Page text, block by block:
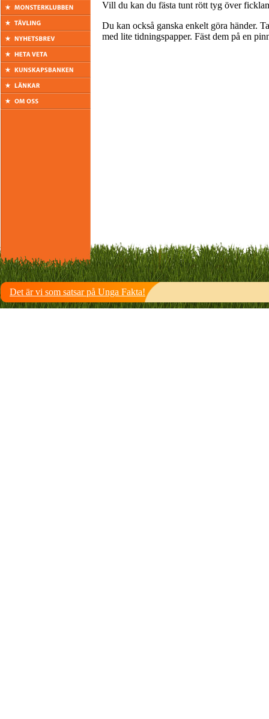
Vill du kan du fästa tunt rött tyg över
Du kan också ganska enkelt göra händer.
med lite tidningspapper. Fäst dem på en
Det är vi som satsar på Unga Fakta!